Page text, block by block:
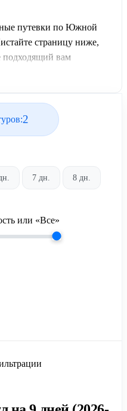
путевки по Южной
страницу ниже,
подходящий вам
2
7 дн. 8 дн.
или «Все»